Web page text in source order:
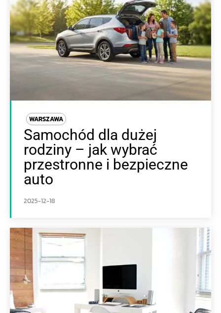
WARSZAWA
Samochód dla dużej
rodziny – jak wybrać
przestronne i bezpieczne
auto
2025-12-18